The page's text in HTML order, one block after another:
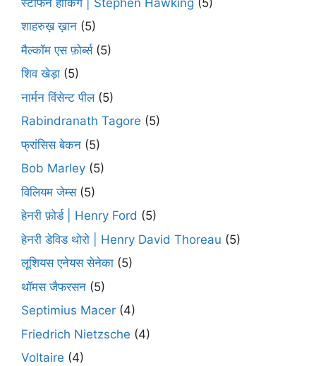
शाहरुख़ ख़ान (5)
मैल्कॉम एस फ़ोर्ब्स(5)
शिव खेड़ा (5)
नार्मन विंसेन्ट पील(5)
Rabindranath Tagore (5)
फ्रांसिस बेकन (5)
Bob Marley (5)
विलियम जेम्स(5)
हेनरी फ़ोर्ड | Henry Ford (5)
हेनरी डेविड थोरो | Henry David Thoreau (5)
लूशियस एनेयस सेनेका (5)
थॉमस जैफरसन (5)
Septimius Macer (4)
Friedrich Nietzsche (4)
Voltaire (4)